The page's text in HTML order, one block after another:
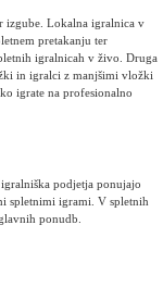
izgube. Lokalna igralnica v
pretakanju ter
igralnicah v živo. Druga
in igralci z manjšimi vložki
igrate na profesionalno
podjetja ponujajo
spletnimi igrami. V spletnih
ponudb.